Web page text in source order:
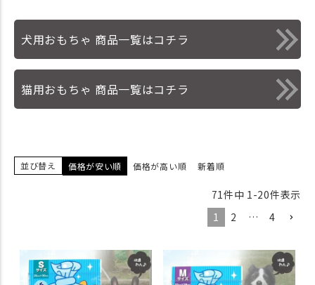
犬用おもちゃ 商品一覧はコチラ
猫用おもちゃ 商品一覧はコチラ
並び替え 価格が安い順 価格が高い順 新着順
71件中 1 -20件表示
1
2 … 4